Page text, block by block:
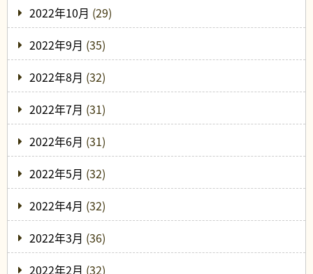
2022年10月 (29)
2022年9月 (35)
2022年8月 (32)
2022年7月 (31)
2022年6月 (31)
2022年5月 (32)
2022年4月 (32)
2022年3月 (36)
2022年2月 (32)